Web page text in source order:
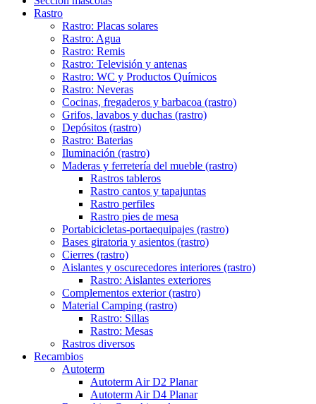
Rastro
Rastro: Placas solares
Rastro: Agua
Rastro: Remis
Rastro: Televisión y antenas
Rastro: WC y Productos Químicos
Rastro: Neveras
Cocinas, fregaderos y barbacoa (rastro)
Grifos, lavabos y duchas (rastro)
Depósitos (rastro)
Rastro: Baterias
Iluminación (rastro)
Maderas y ferretería del mueble (rastro)
Rastros tableros
Rastro cantos y tapajuntas
Rastro perfiles
Rastro pies de mesa
Portabicicletas-portaequipajes (rastro)
Bases giratoria y asientos (rastro)
Cierres (rastro)
Aislantes y oscurecedores interiores (rastro)
Rastro: Aislantes exteriores
Complementos exterior (rastro)
Material Camping (rastro)
Rastro: Sillas
Rastro: Mesas
Rastros diversos
Recambios
Autoterm
Autoterm Air D2 Planar
Autoterm Air D4 Planar